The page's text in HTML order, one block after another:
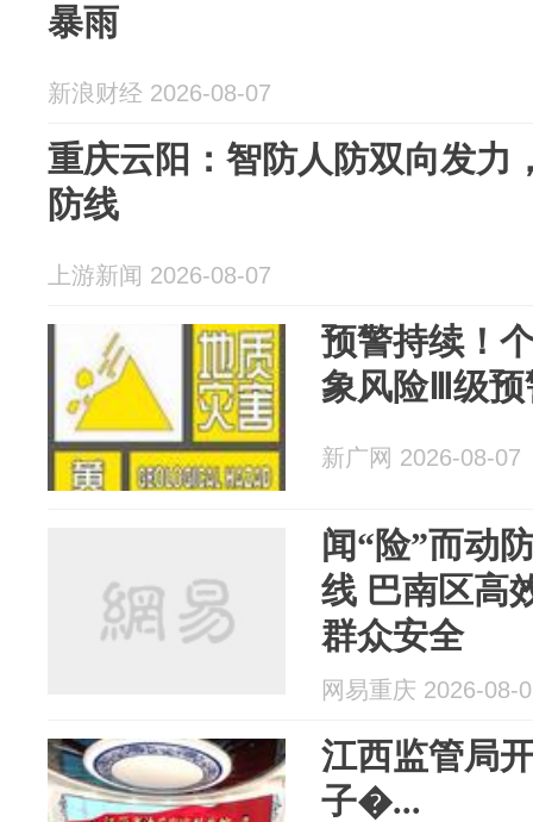
暴雨
新浪财经 2026-08-07
重庆云阳：智防人防双向发力
防线
上游新闻 2026-08-07
预警持续！
象风险Ⅲ级预
新广网 2026-08-07
闻“险”而动
线 巴南区高
群众安全
网易重庆 2026-08-
江西监管局
子�...